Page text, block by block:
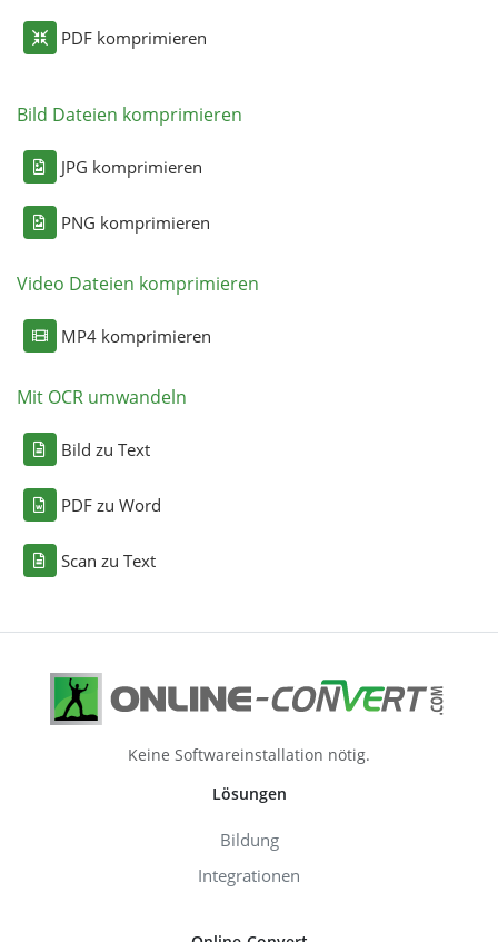
PDF komprimieren
Bild Dateien komprimieren
JPG komprimieren
PNG komprimieren
Video Dateien komprimieren
MP4 komprimieren
Mit OCR umwandeln
Bild zu Text
PDF zu Word
Scan zu Text
Keine Softwareinstallation nötig.
Lösungen
Bildung
Integrationen